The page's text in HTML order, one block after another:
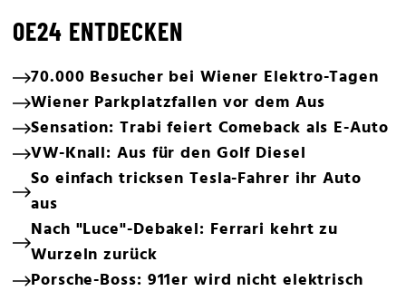
OE24 ENTDECKEN
70.000 Besucher bei Wiener Elektro-Tagen
Wiener Parkplatzfallen vor dem Aus
Sensation: Trabi feiert Comeback als E-Auto
VW-Knall: Aus für den Golf Diesel
So einfach tricksen Tesla-Fahrer ihr Auto
aus
Nach "Luce"-Debakel: Ferrari kehrt zu
Wurzeln zurück
Porsche-Boss: 911er wird nicht elektrisch